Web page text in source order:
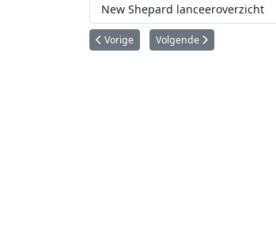
New Shepard lanceeroverzicht
Vorig artikel: Astra brengt voor het
Vorige Volgende artikel: Richard
Volgende